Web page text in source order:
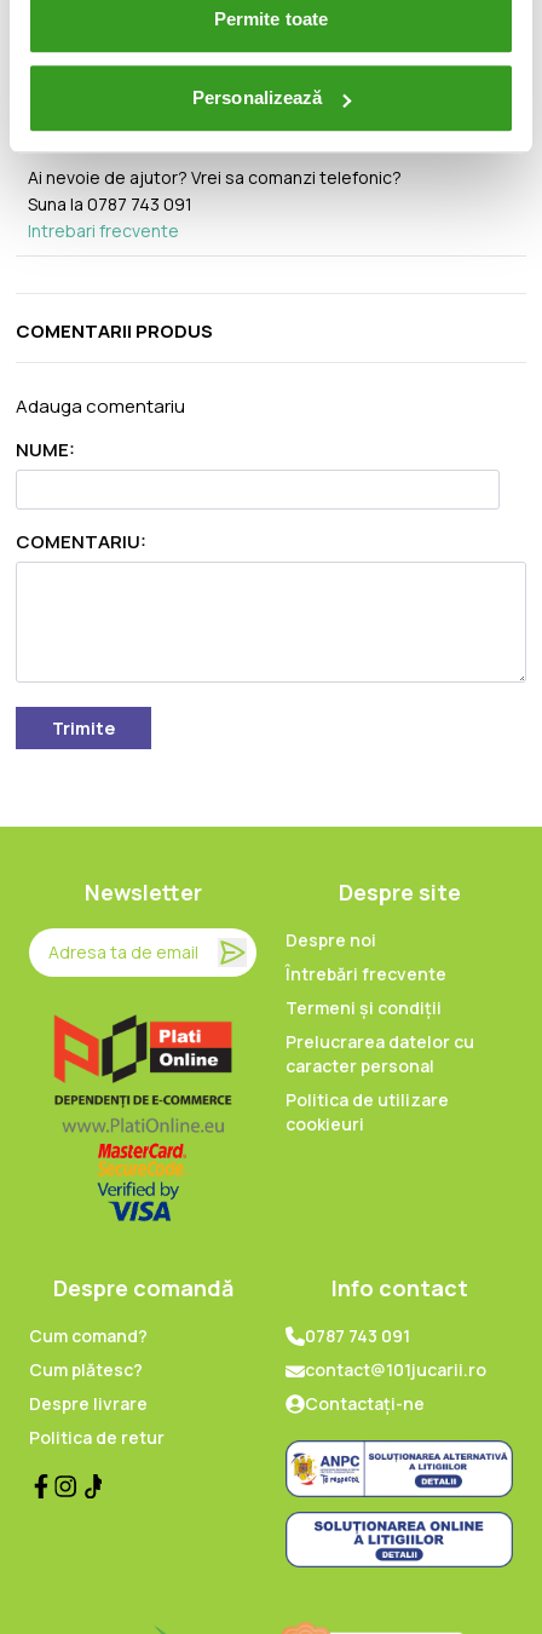
Permite toate
Personalizează
Ai nevoie de ajutor? Vrei sa comanzi telefonic?
Suna la0787 743 091
Intrebari frecvente
COMENTARII PRODUS
Adauga comentariu
NUME:
COMENTARIU:
Trimite
Newsletter Despre site
Despre noi
Întrebări frecvente
Termeni și condiții
Prelucrarea datelor cu
caracter personal
Politica de utilizare
cookieuri
Despre comandă
Cum comand?
Cum plătesc?
Despre livrare
Politica de retur
Info contact
0787 743 091
contact@101jucarii.ro
Contactați-ne